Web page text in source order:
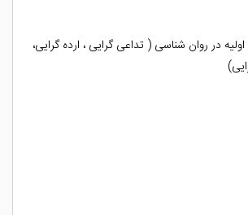
در روان شناسی ( تداعی گرایی ، ارده گرایی،